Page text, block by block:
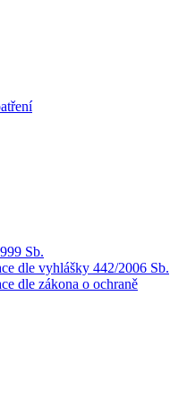
Sb.
dle vyhlášky 442/2006 Sb.
dle zákona o ochraně